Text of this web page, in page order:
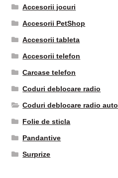
Accesorii jocuri
Accesorii PetShop
Accesorii tableta
Accesorii telefon
Carcase telefon
Coduri deblocare radio
Coduri deblocare radio auto
Folie de sticla
Pandantive
Surprize